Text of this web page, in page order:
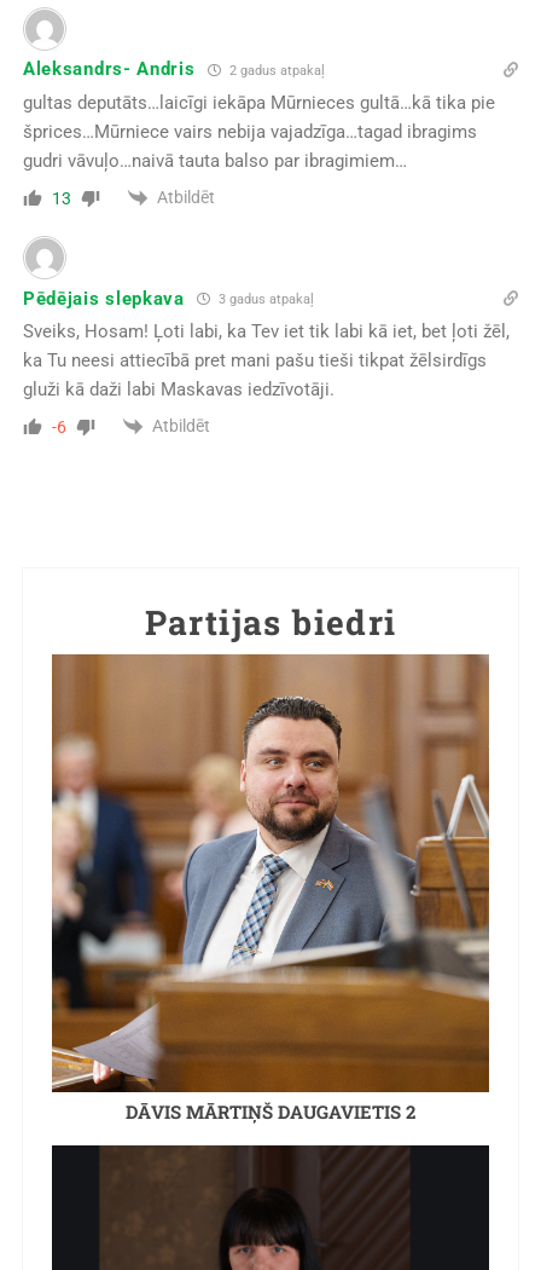
Aleksandrs- Andris 2 gadus atpakaļ
gultas deputāts…laicīgi iekāpa Mūrnieces gultā…kā tika pie
šprices…Mūrniece vairs nebija vajadzīga…tagad ibragims
gudri vāvuļo…naivā tauta balso par ibragimiem…
13 Atbildēt
Pēdējais slepkava 3 gadus atpakaļ
Sveiks, Hosam! Ļoti labi, ka Tev iet tik labi kā iet, bet ļoti žēl,
ka Tu neesi attiecībā pret mani pašu tieši tikpat žēlsirdīgs
gluži kā daži labi Maskavas iedzīvotāji.
-6 Atbildēt
Partijas biedri
DĀVIS MĀRTIŅŠ DAUGAVIETIS 2